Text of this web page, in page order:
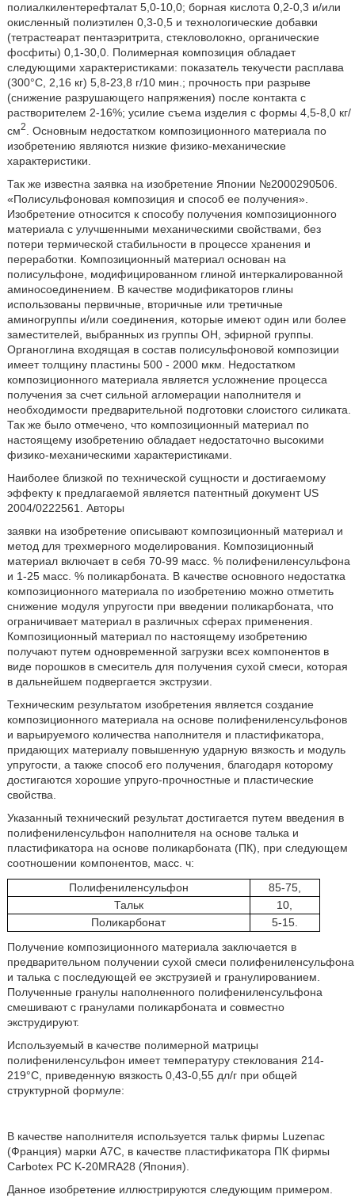
полиалкилентерефталат 5,0-10,0; борная кислота 0,2-0,3 и/или
окисленный полиэтилен 0,3-0,5 и технологические добавки
(тетрастеарат пентаэритрита, стекловолокно, органические
фосфиты) 0,1-30,0. Полимерная композиция обладает
следующими характеристиками: показатель текучести расплава
(300°С, 2,16 кг) 5,8-23,8 г/10 мин.; прочность при разрыве
(снижение разрушающего напряжения) после контакта с
растворителем 2-16%; усилие съема изделия с формы 4,5-8,0 кг/
см2
. Основным недостатком композиционного материала по
изобретению являются низкие физико-механические
характеристики.
Так же известна заявка на изобретение Японии №2000290506.
«Полисульфоновая композиция и способ ее получения».
Изобретение относится к способу получения композиционного
материала с улучшенными механическими свойствами, без
потери термической стабильности в процессе хранения и
переработки. Композиционный материал основан на
полисульфоне, модифицированном глиной интеркалированной
аминосоединением. В качестве модификаторов глины
использованы первичные, вторичные или третичные
аминогруппы и/или соединения, которые имеют один или более
заместителей, выбранных из группы ОН, эфирной группы.
Органоглина входящая в состав полисульфоновой композиции
имеет толщину пластины 500 - 2000 мкм. Недостатком
композиционного материала является усложнение процесса
получения за счет сильной агломерации наполнителя и
необходимости предварительной подготовки слоистого силиката.
Так же было отмечено, что композиционный материал по
настоящему изобретению обладает недостаточно высокими
физико-механическими характеристиками.
Наиболее близкой по технической сущности и достигаемому
эффекту к предлагаемой является патентный документ US
2004/0222561. Авторы
заявки на изобретение описывают композиционный материал и
метод для трехмерного моделирования. Композиционный
материал включает в себя 70-99 масс. % полифениленсульфона
и 1-25 масс. % поликарбоната. В качестве основного недостатка
композиционного материала по изобретению можно отметить
снижение модуля упругости при введении поликарбоната, что
ограничивает материал в различных сферах применения.
Композиционный материал по настоящему изобретению
получают путем одновременной загрузки всех компонентов в
виде порошков в смеситель для получения сухой смеси, которая
в дальнейшем подвергается экструзии.
Техническим результатом изобретения является создание
композиционного материала на основе полифениленсульфонов
и варьируемого количества наполнителя и пластификатора,
придающих материалу повышенную ударную вязкость и модуль
упругости, а также способ его получения, благодаря которому
достигаются хорошие упруго-прочностные и пластические
свойства.
Указанный технический результат достигается путем введения в
полифениленсульфон наполнителя на основе талька и
пластификатора на основе поликарбоната (ПК), при следующем
соотношении компонентов, масс. ч:
Полифениленсульфон
85-75,
Тальк
10,
Поликарбонат
5-15.
Получение композиционного материала заключается в
предварительном получении сухой смеси полифениленсульфона
и талька с последующей ее экструзией и гранулированием.
Полученные гранулы наполненного полифениленсульфона
смешивают с гранулами поликарбоната и совместно
экструдируют.
Используемый в качестве полимерной матрицы
полифениленсульфон имеет температуру стеклования 214-
219°С, приведенную вязкость 0,43-0,55 дл/г при общей
структурной формуле:
В качестве наполнителя используется тальк фирмы Luzenac
(Франция) марки А7С, в качестве пластификатора ПК фирмы
Carbotex PC K-20MRA28 (Япония).
Данное изобретение иллюстрируются следующим примером.